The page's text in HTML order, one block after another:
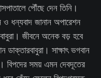
পৌঁছে দেন তিনি।
ধন্যবাদ জানান অপারেশন
বাবুরা। জীবনে অনেক বড় হবে
ডাক্তারবাবুরা। সাক্ষাৎ ভগবান
বিপদের সময় এমন দেবদূতের